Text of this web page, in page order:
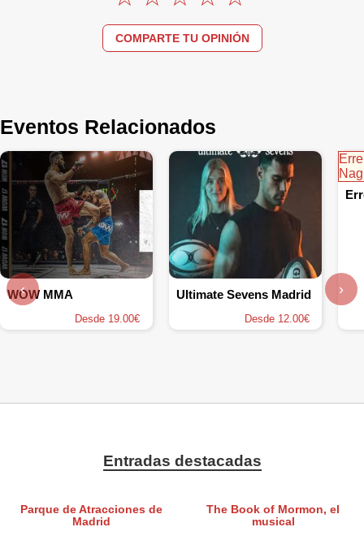
COMPARTE TU OPINIÓN
Eventos Relacionados
WOW MMA
Desde 19.00€
Ultimate Sevens Madrid
Desde 12.00€
‹ ›
Entradas destacadas
Parque de Atracciones de
Madrid
The Book of Mormon, el
musical